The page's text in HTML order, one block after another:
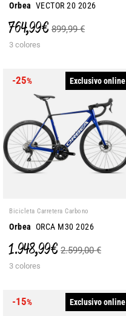
Orbea VECTOR 20 2026
764,99 € 899,99 €
3 colores
-25% Exclusivo online
Bicicleta Carretera Carbono
Orbea ORCA M30 2026
1.948,99 € 2.599,00 €
3 colores
-15% Exclusivo online